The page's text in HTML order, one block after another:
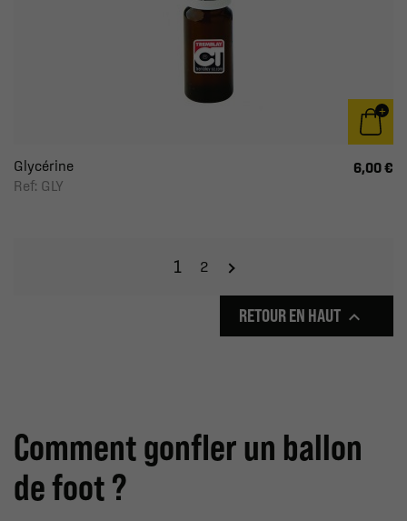
Glycérine
Ref: GLY
6,00 €
1 2
RETOUR EN HAUT 
Comment gonfler un ballon
de foot ?